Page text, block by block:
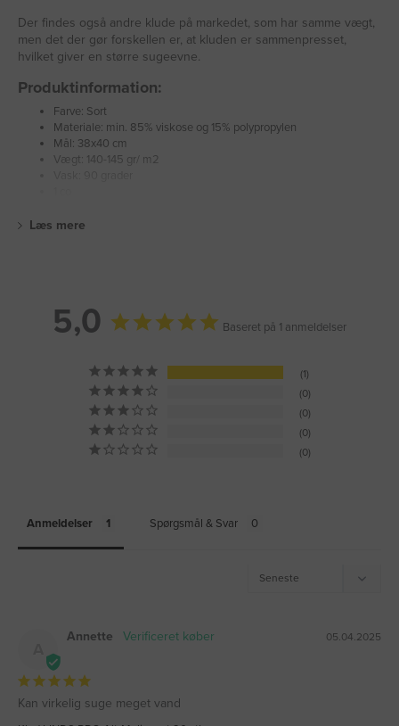
Der findes også andre klude på markedet, som har samme vægt,
men det der gør forskellen er, at kluden er sammenpresset,
hvilket giver en større sugeevne.
Produktinformation:
Farve: Sort
Materiale: min. 85% viskose og 15% polypropylen
Mål: 38x40 cm
Vægt: 140-145 gr/ m2
Læs mere
5,0 Baseret på 1 anmeldelser
1
0
0
0
0
Anmeldelser Spørgsmål & Svar
05.04.2025
Annette
Kan virkelig suge meget vand